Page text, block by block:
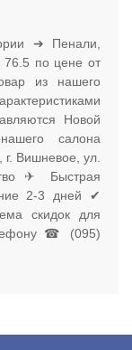
➔ Пенали,
76.5 по цене от
из нашего
Новой
салона
г. Вишневое, ул.
✈ Быстрая
2-3 дней ✔
скидок для
☎ (095)